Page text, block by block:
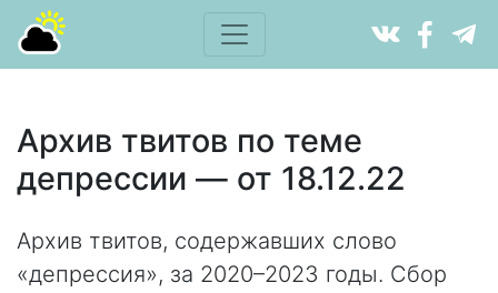
Архив твитов по теме
депрессии — от 18.12.22
Архив твитов, содержавших слово
«депрессия», за 2020–2023 годы. Сбор